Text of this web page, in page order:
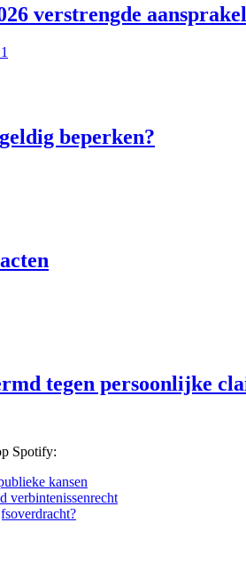
verstrengde
beperken?
tegen persoonlijke
Spotify:
kansen
verbintenissenrecht